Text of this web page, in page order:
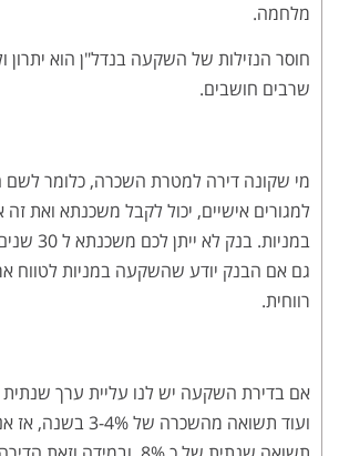
מלחמה.
חוסר הנזילות של השקעה בנדל"ן הוא יתרון
שרבים חושבים.
מי שקונה דירה למטרת השכרה, כלומר
למגורים אישיים, יכול לקבל משכנתא ואת
במניות.
גם אם הבנק יודע שהשקעה במניות לטווח
רווחית.
ועוד תשואה מהשכרה